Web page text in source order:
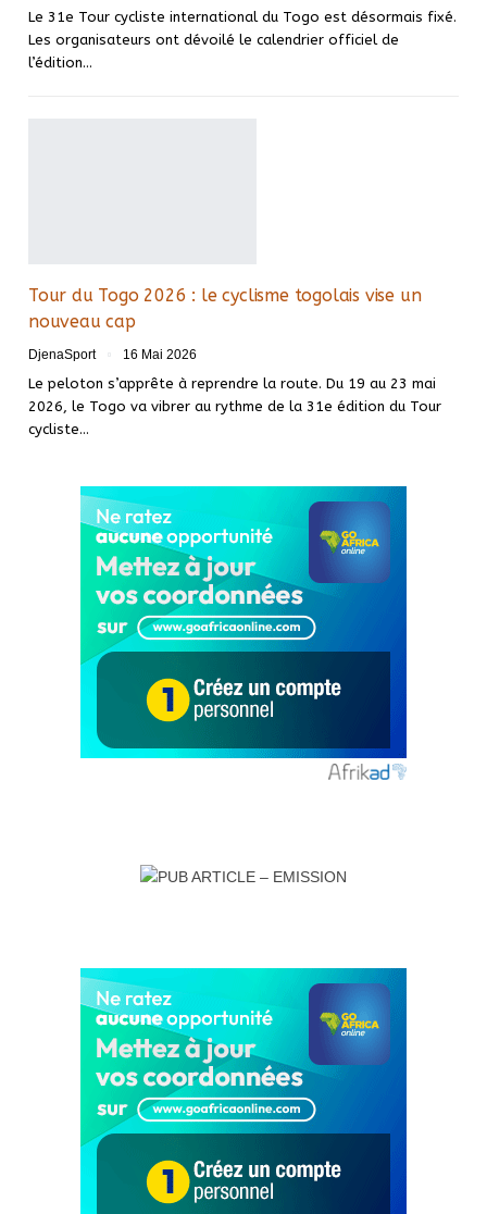
Le 31e Tour cycliste international du Togo est désormais fixé.
Les organisateurs ont dévoilé le calendrier officiel de
l’édition…
Tour du Togo 2026 : le cyclisme togolais vise un
nouveau cap
DjenaSport 16 Mai 2026
Le peloton s’apprête à reprendre la route. Du 19 au 23 mai
2026, le Togo va vibrer au rythme de la 31e édition du Tour
cycliste…